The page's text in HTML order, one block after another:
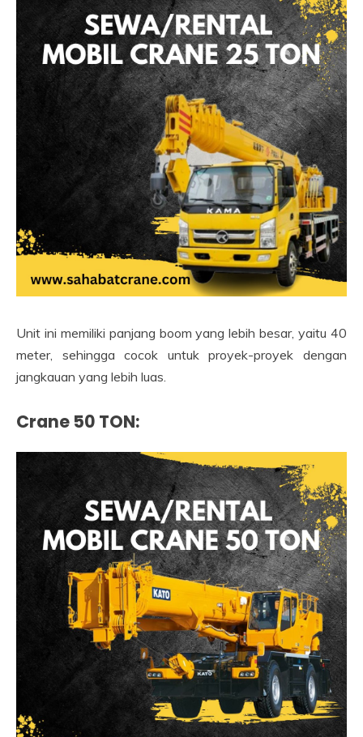
Unit ini memiliki panjang boom yang lebih besar, yaitu 40
meter, sehingga cocok untuk proyek-proyek dengan
jangkauan yang lebih luas.
Crane 50 TON: